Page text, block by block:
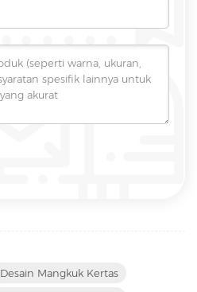
Desain Mangkuk Kertas